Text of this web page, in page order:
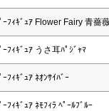
ﾌｨｷﾞｭｱ Flower Fairy 青薔
ﾌｨｷﾞｭｱ うさ耳ﾊﾟｼﾞｬﾏ
ﾌｨｷﾞｭｱ ﾈｵﾝｻｲﾊﾞｰ
ﾌｨｷﾞｭｱ ﾈﾓﾌｨﾗ ﾍﾟｰﾙﾌﾞﾙｰ